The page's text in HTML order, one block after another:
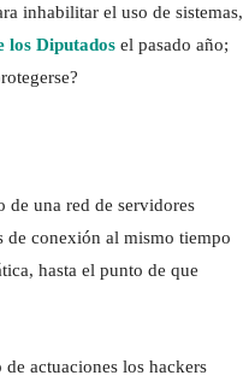
inhabilitar el uso de sistemas,
los Diputados el pasado año;
de una red de servidores
de conexión al mismo tiempo
hasta el punto de que
actuaciones los hackers